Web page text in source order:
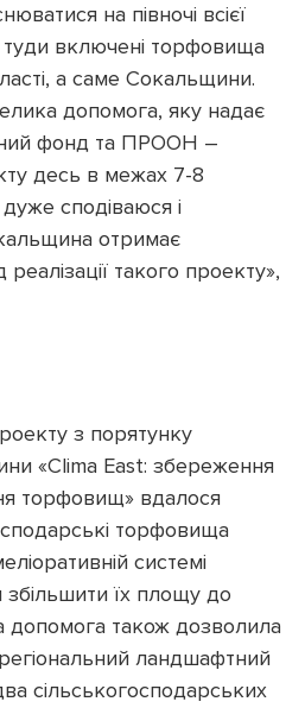
на півночі всієї
туди включені торфовища
а саме Сокальщини.
допомога, яку надає
фонд та ПРООН –
десь в межах 7-8
дуже сподіваюся і
отримає
такого проекту»,
з порятунку
«Clima East: збереження
торфовищ» вдалося
торфовища
системі
збільшити їх площу до
допомога також дозволила
ландшафтний
сільськогосподарських